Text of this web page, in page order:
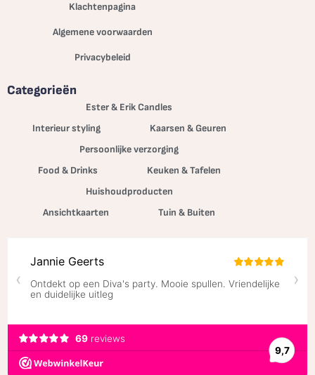
Klachtenpagina
Algemene voorwaarden
Privacybeleid
Categorieën
Ester & Erik Candles
Interieur styling
Kaarsen & Geuren
Persoonlijke verzorging
Food & Drinks
Keuken & Tafelen
Huishoudproducten
Ansichtkaarten
Tuin & Buiten